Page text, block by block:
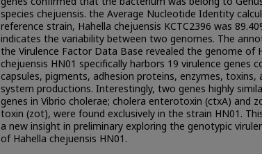
species chejuensis. the Average Nucleotide Identity
reference strain, Hahella chejuensis KCTC2396 was
indicates the variability between two genomes. The
the Virulence Factor Data Base revealed the genome of
chejuensis HN01 specifically harbors 19 virulence genes
capsules, pigments, adhesion proteins, enzymes, toxins,
system productions. Interestingly, two genes highly
genes in Vibrio cholerae; cholera enterotoxin (ctxA) and
toxin (zot), were found exclusively in the strain HN01.
a new insight in preliminary exploring the genotypic
of Hahella chejuensis HN01.